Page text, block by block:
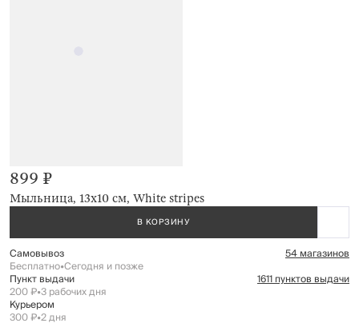
Мыльница, 13х10 см, White stripes
899 ₽
В КОРЗИНУ
Самовывоз 54 магазинов
Бесплатно•Сегодня и позже
Пункт выдачи 1611 пунктов выдачи
200 ₽•3 рабочих дня
Курьером
300 ₽•2 дня